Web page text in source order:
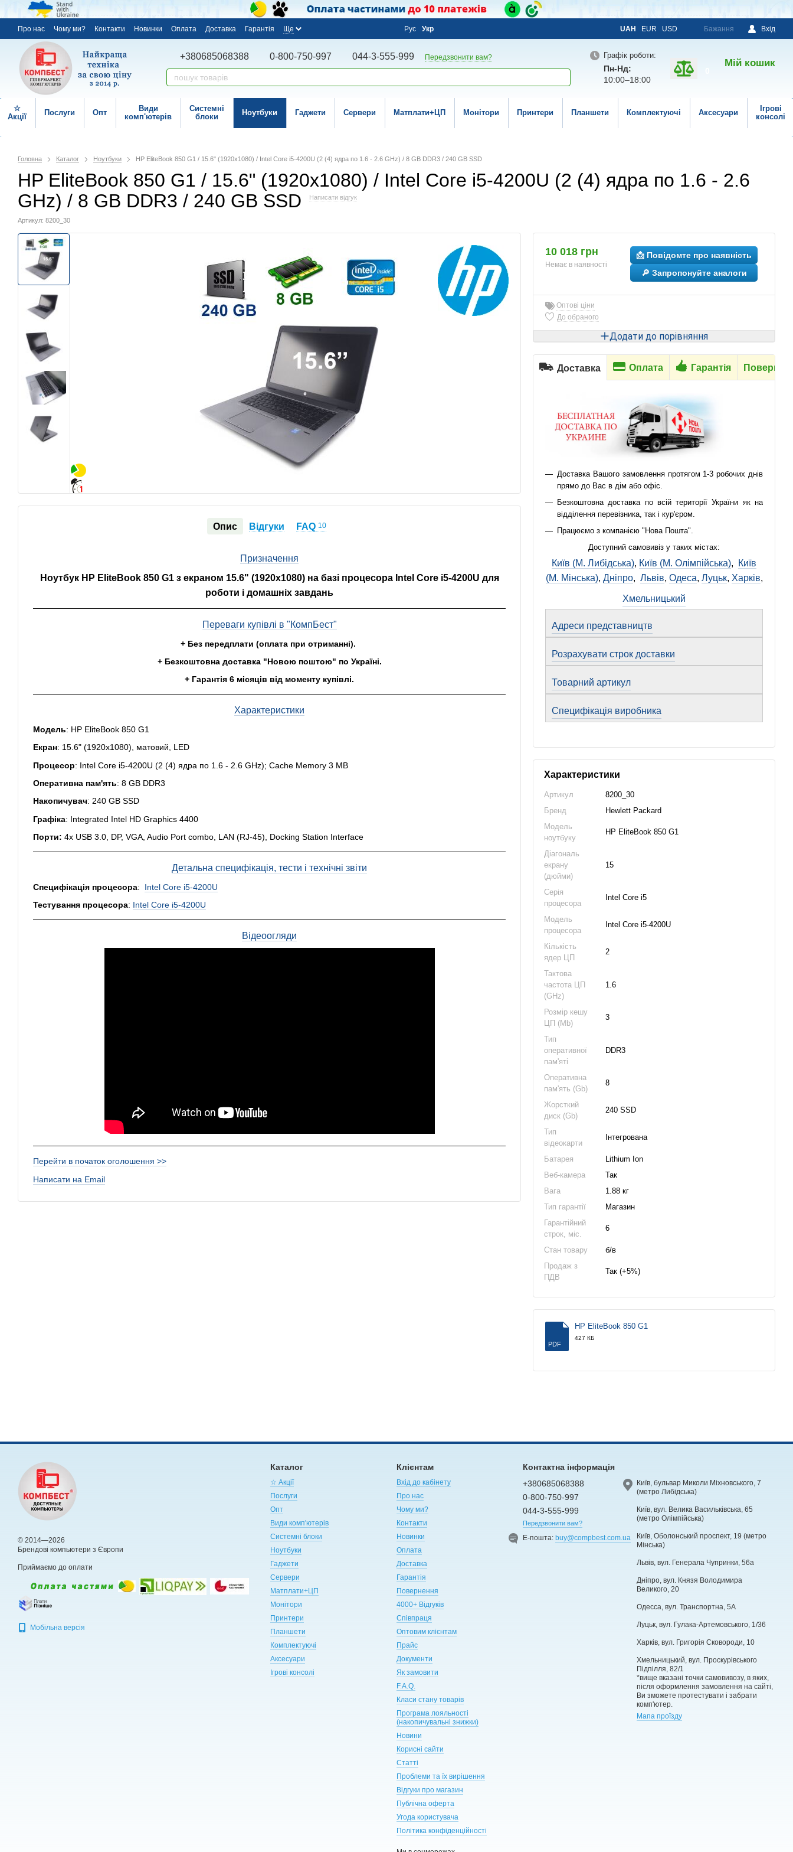
Про нас Чому ми? Контакти Новинки Оплата Доставка Гарантія Ще Рус Укр UAH EUR USD Бажання Вхід
+380685068388 0-800-750-997 044-3-555-999 Передзвонити вам? Графік роботи:
Пн-Нд:
10:00–18:00
Мій кошик
☆
Акції
Послуги Опт
Види
комп'ютерів
Системні
блоки
Ноутбуки Гаджети Сервери Матплати+ЦП Монітори Принтери Планшети Комплектуючі Аксесуари
Ігрові
консолі
Головна Каталог Ноутбуки HP EliteBook 850 G1 / 15.6" (1920x1080) / Intel Core i5-4200U (2 (4) ядра по 1.6 - 2.6 GHz) / 8 GB DDR3 / 240 GB SSD
HP EliteBook 850 G1 / 15.6" (1920x1080) / Intel Core i5-4200U (2 (4) ядра по 1.6 - 2.6
GHz) / 8 GB DDR3 / 240 GB SSD
Написати відгук
Артикул: 8200_30
Опис Відгуки FAQ 10
Призначення
Ноутбук HP EliteBook 850 G1 з екраном 15.6" (1920x1080) на базі процесора Intel Core i5-4200U для
роботи і домашніх завдань
Переваги купівлі в "КомпБест"
+ Без передплати (оплата при отриманні).
+ Безкоштовна доставка "Новою поштою" по Україні.
+ Гарантія 6 місяців від моменту купівлі.
Характеристики
Модель: HP EliteBook 850 G1
Екран: 15.6" (1920x1080), матовий, LED
Процесор: Intel Core i5-4200U (2 (4) ядра по 1.6 - 2.6 GHz); Cache Memory 3 MB
Оперативна пам'ять: 8 GB DDR3
Накопичувач: 240 GB SSD
Графіка: Integrated Intel HD Graphics 4400
Порти: 4x USB 3.0, DP, VGA, Audio Port combo, LAN (RJ-45), Docking Station Interface
Детальна специфікація, тести і технічні звіти
Специфікація процесора: Intel Core i5-4200U
Тестування процесора: Intel Core i5-4200U
Відеоогляди
Перейти в початок оголошення >>
Написати на Email
10 018 грн
Немає в наявності
📩 Повідомте про наявність
🔎 Запропонуйте аналоги
Оптові ціни
До обраного
Додати до порівняння
Доставка Оплата Гарантія
Доставка Вашого замовлення протягом 1-3 робочих днів
прямо до Вас в дім або офіс.
Безкоштовна доставка по всій території України як на
відділення перевізника, так і кур'єром.
Працюємо з компанією "Нова Пошта".
Доступний самовивіз у таких містах:
Київ (М. Либідська), Київ (М. Олімпійська),
Київ
(М. Мінська), Дніпро, Львів, Одеса, Луцьк, Харків,
Хмельницький
Адреси представництв
Розрахувати строк доставки
Товарний артикул
Специфікація виробника
Характеристики
Артикул
8200_30
Бренд
Hewlett Packard
Модель
ноутбуку
HP EliteBook 850 G1
Діагональ
екрану
(дюйми)
15
Серія
процесора
Intel Core i5
Модель
процесора
Intel Core i5-4200U
Кількість
ядер ЦП
2
Тактова
частота ЦП
(GHz)
1.6
Розмір кешу
ЦП (Mb)
3
Тип
оперативної
пам'яті
DDR3
Оперативна
пам'ять (Gb)
8
Жорсткий
диск (Gb)
240 SSD
Тип
відеокарти
Інтегрована
Батарея
Lithium Ion
Веб-камера
Так
Вага
1.88 кг
Тип гарантії
Магазин
Гарантійний
строк, міс.
6
Стан товару
б/в
Продаж з
ПДВ
Так (+5%)
PDF
HP EliteBook 850 G1
427 КБ
© 2014—2026
Брендові компьютери з Європи
Приймаємо до оплати
Мобільна версія
Каталог
☆ Акції
Послуги
Опт
Види комп'ютерів
Системні блоки
Ноутбуки
Гаджети
Сервери
Матплати+ЦП
Монітори
Принтери
Планшети
Комплектуючі
Аксесуари
Ігрові консолі
Клієнтам
Вхід до кабінету
Про нас
Чому ми?
Контакти
Новинки
Оплата
Доставка
Гарантія
Повернення
4000+ Відгуків
Співпраця
Оптовим клієнтам
Прайс
Документи
Як замовити
F.A.Q.
Класи стану товарів
Програма лояльності
(накопичувальні знижки)
Новини
Корисні сайти
Статті
Проблеми та їх вирішення
Відгуки про магазин
Публічна оферта
Угода користувача
Політика конфіденційності
Контактна інформація
+380685068388
0-800-750-997
044-3-555-999
Передзвонити вам?
Е-пошта:buy@compbest.com.ua
Київ, бульвар Миколи Міхновського, 7
(метро Либідська)
Київ, вул. Велика Васильківська, 65
(метро Олімпійська)
Київ, Оболонський проспект, 19 (метро
Мінська)
Львів, вул. Генерала Чупринки, 56а
Дніпро, вул. Князя Володимира
Великого, 20
Одесса, вул. Транспортна, 5А
Луцьк, вул. Гулака-Артемовського, 1/36
Харків, вул. Григорія Сковороди, 10
Хмельницький, вул. Проскурівського
Підпілля, 82/1
*вище вказані точки самовивозу, в яких,
після оформлення замовлення на сайті,
Ви зможете протестувати і забрати
комп'ютер.
Мапа проїзду